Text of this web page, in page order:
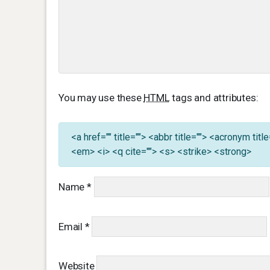
You may use these HTMLtags and attributes:
<a href="" title=""> <abbr title=""> <acronym
<em> <i> <q cite=""> <s> <strike> <strong>
Name *
Email *
Website